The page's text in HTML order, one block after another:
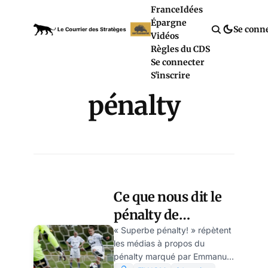
FranceIdées
Épargne
Vidéos
Règles du CDS
Se connecter
S'inscrire
Se
pénalty
Ce que nous dit le
pénalty de
complaisance de
Macron sur la caste
« Superbe pénalty! » répètent
les médias à propos du
pénalty marqué par Emmanuel